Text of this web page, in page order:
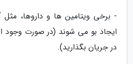
- برخی ویتامین ها و داروها،
ایجاد بو می شوند (در صورت وجود
در جریان بگذارید).